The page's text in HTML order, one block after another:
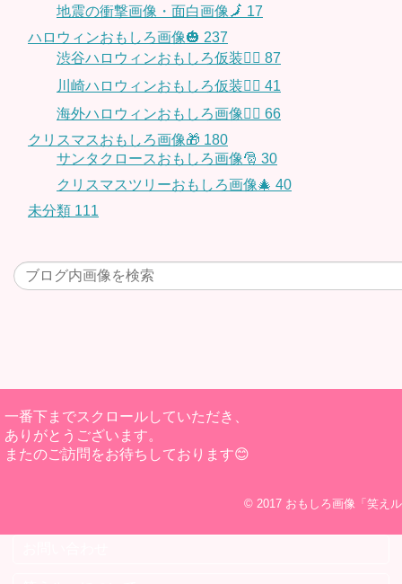
地震の衝撃画像・面白画像🗾 17
ハロウィンおもしろ画像🎃 237
渋谷ハロウィンおもしろ仮装👯‍♂️ 87
川崎ハロウィンおもしろ仮装🧞‍♀️ 41
海外ハロウィンおもしろ画像🧛‍♂️ 66
クリスマスおもしろ画像🎁 180
サンタクロースおもしろ画像🎅 30
クリスマスツリーおもしろ画像🎄 40
未分類 111
一番下までスクロールしていただき、
ありがとうございます。
またのご訪問をお待ちしております😊
© 2017 おもしろ画像「笑え